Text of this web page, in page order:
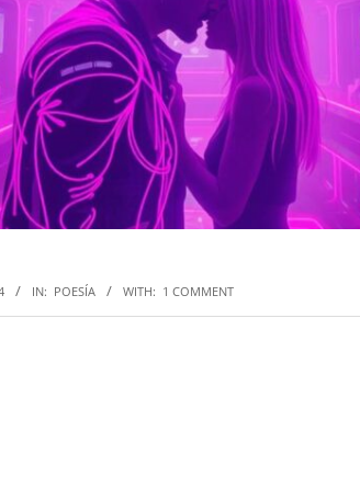
IN: POESÍA WITH: 1 COMMENT